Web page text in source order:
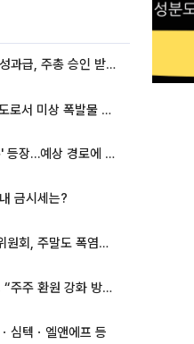
김정관 장관 “반도체 성과급, 주총 승인 받도록”…상법·자본시장법 개정 시사
서 미상 폭발물 발견
태풍 '돌핀' 이어 '찬홈' 등장…예상 경로에 한국 '한숨'
금시세는?
오늘 KBO 긴급 실행위원회, 주말도 폭염취소 될까
삼성전자·SK하이닉스 “주주 환원 강화 방안 마련”
심텍ㆍ엘앤에프 등